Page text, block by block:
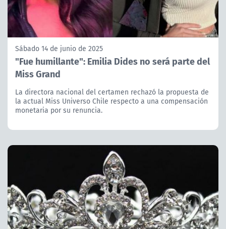
Sábado 14 de junio de 2025
"Fue humillante": Emilia Dides no será parte del
Miss Grand
La directora nacional del certamen rechazó la propuesta de
la actual Miss Universo Chile respecto a una compensación
monetaria por su renuncia.